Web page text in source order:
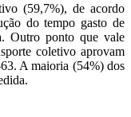
(59,7%), de acordo
do tempo gasto de
Outro ponto que vale
coletivo aprovam
A maioria (54%) dos